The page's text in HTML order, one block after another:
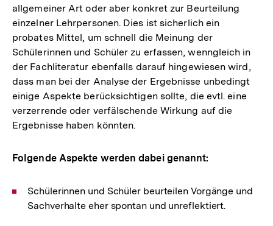
allgemeiner Art oder aber konkret zur Beurteilung
einzelner Lehrpersonen. Dies ist sicherlich ein
probates Mittel, um schnell die Meinung der
Schülerinnen und Schüler zu erfassen, wenngleich in
der Fachliteratur ebenfalls darauf hingewiesen wird,
dass man bei der Analyse der Ergebnisse unbedingt
einige Aspekte berücksichtigen sollte, die evtl. eine
verzerrende oder verfälschende Wirkung auf die
Ergebnisse haben könnten.
Folgende Aspekte werden dabei genannt:
Schülerinnen und Schüler beurteilen Vorgänge und
Sachverhalte eher spontan und unreflektiert.